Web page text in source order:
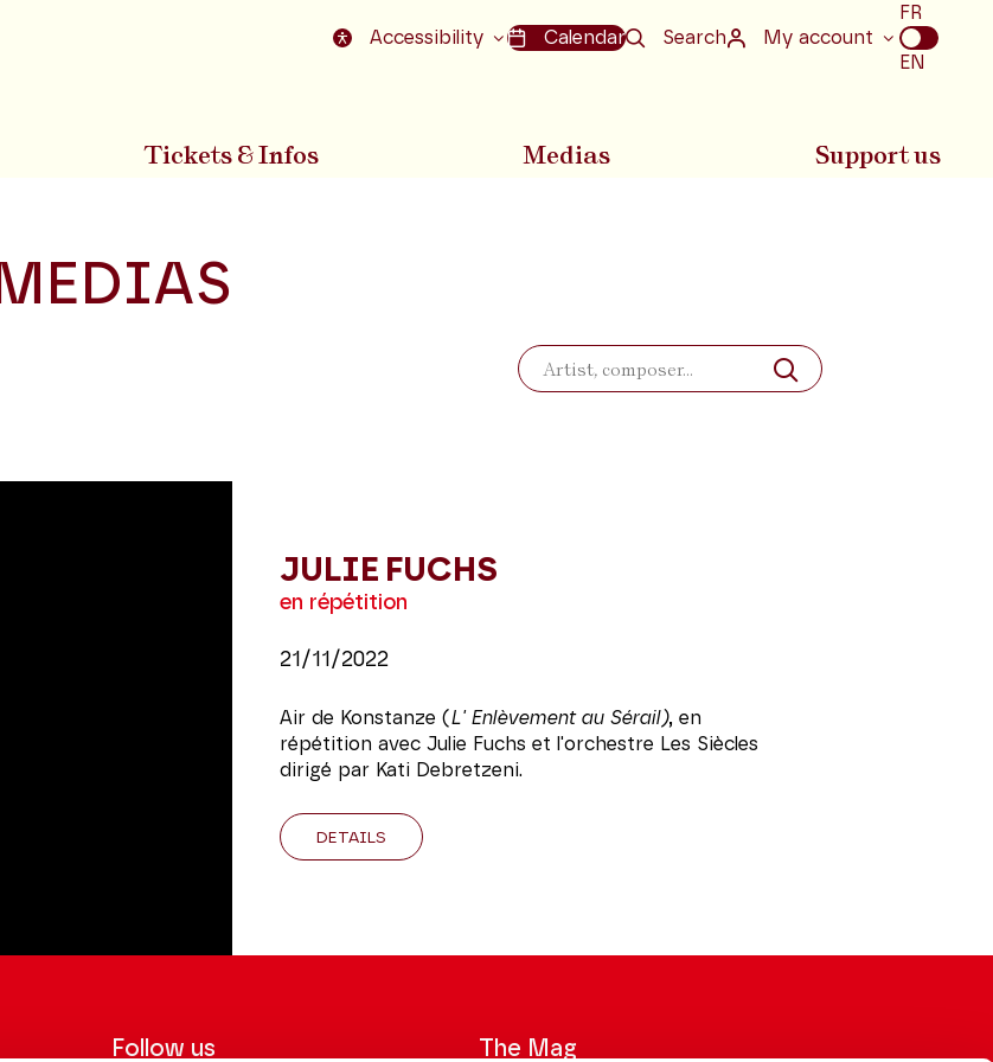
Accessibility Calendar Search My account
Choix
de
la
FR
EN
Tickets & Infos Medias Support us
MEDIAS
Search
JULIE FUCHS
en répétition
21/11/2022
Air de Konstanze (L' Enlèvement au Sérail), en
répétition avec Julie Fuchs et l'orchestre Les Siècles
dirigé par Kati Debretzeni.
DETAILS
Follow us The Mag